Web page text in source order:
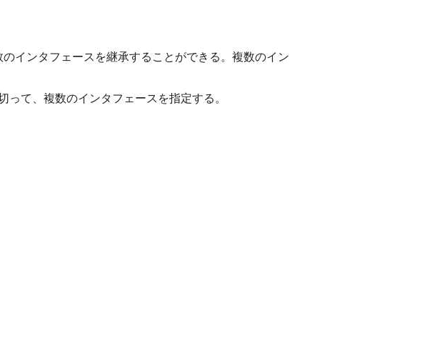
インタフェースを継承することができる。複数のイン
て、複数のインタフェースを指定する。